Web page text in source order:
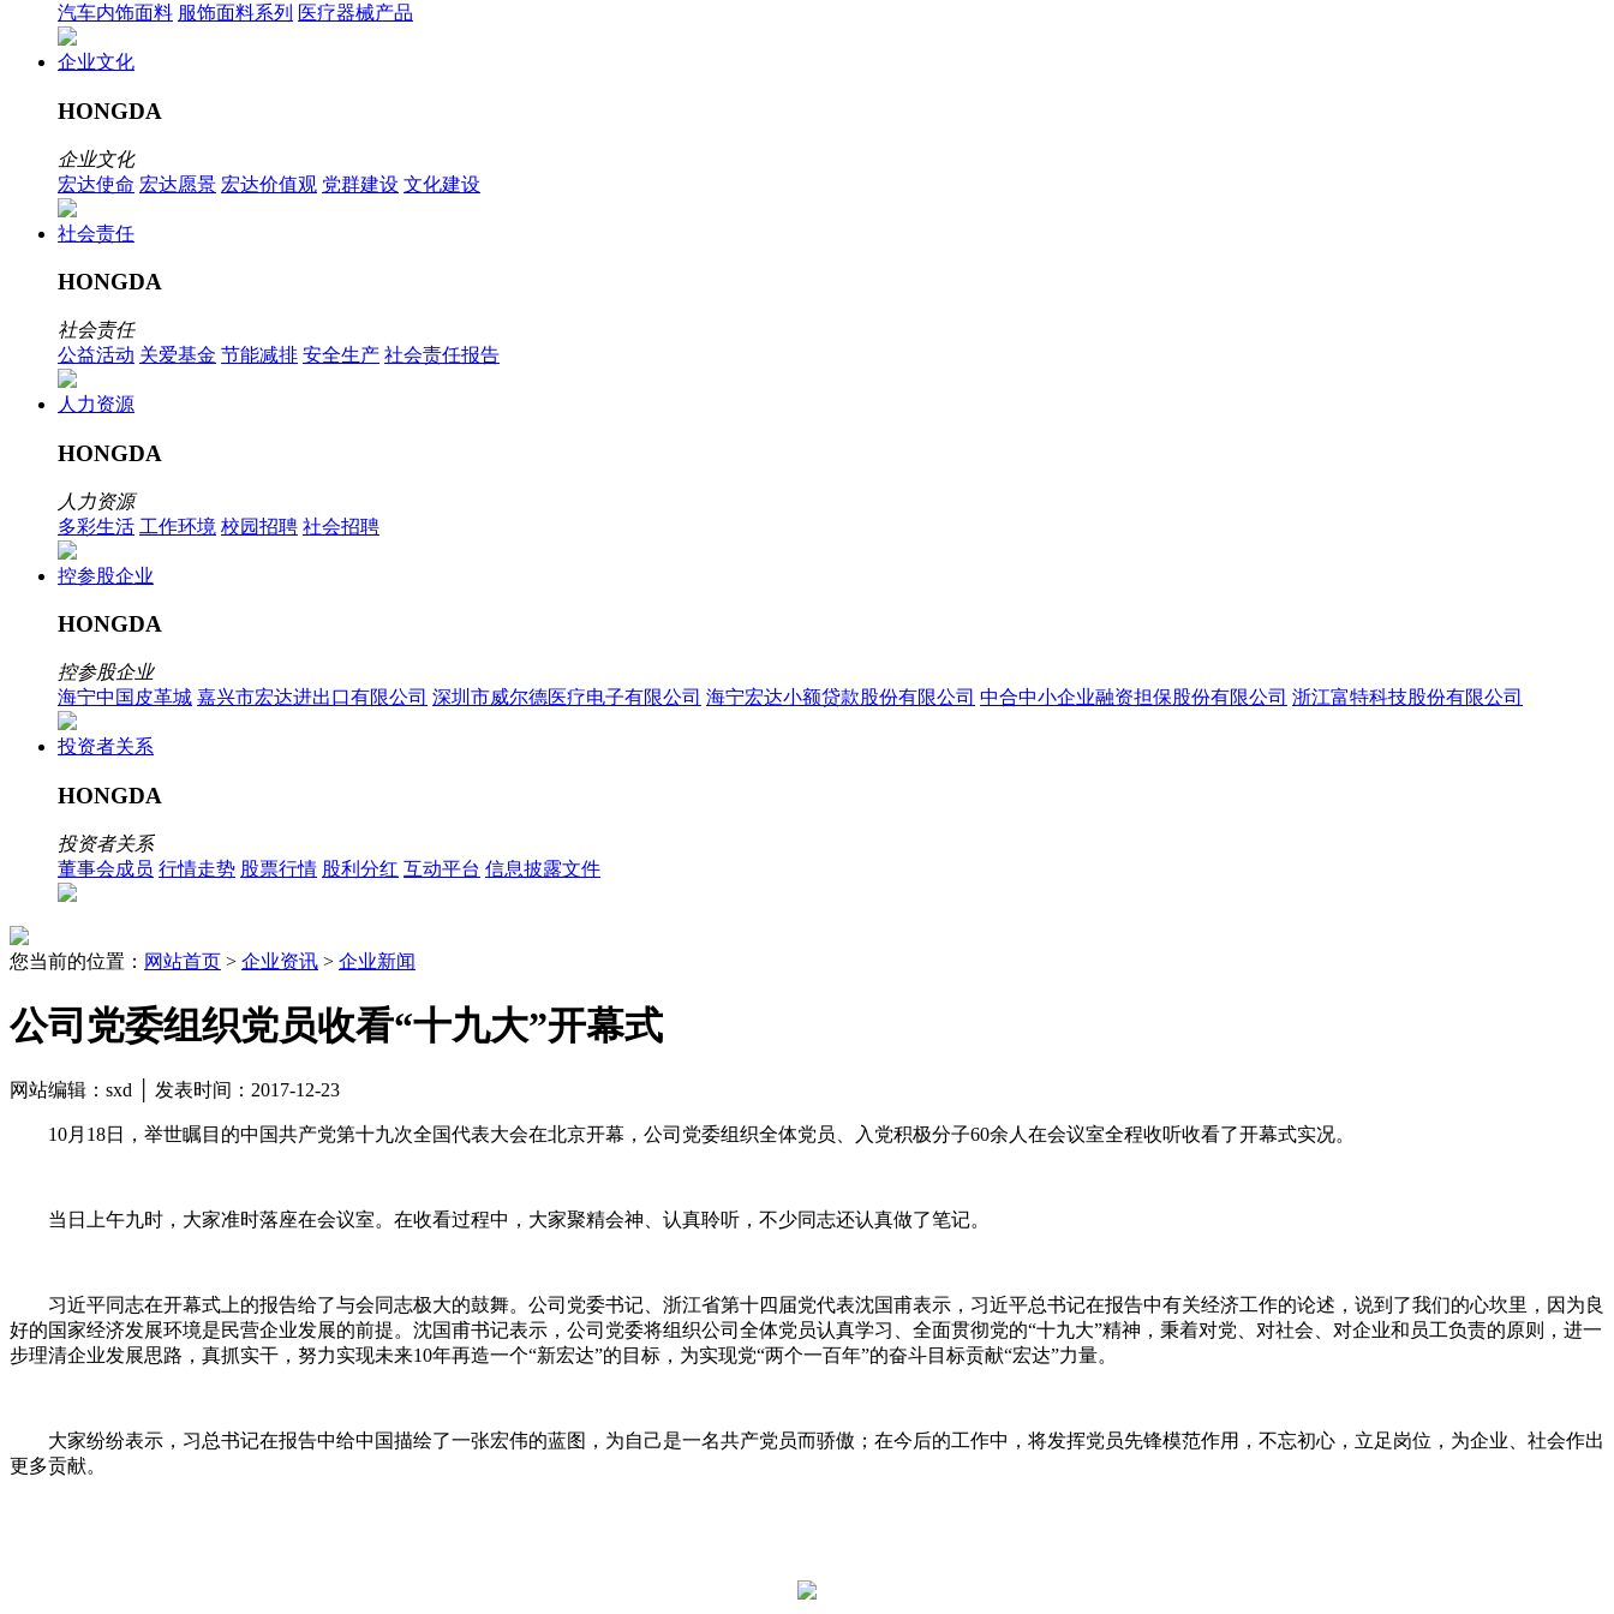
汽车内饰面料 服饰面料系列 医疗器械产品
企业文化
HONGDA
企业文化
宏达使命 宏达愿景 宏达价值观 党群建设 文化建设
社会责任
HONGDA
社会责任
公益活动 关爱基金 节能减排 安全生产 社会责任报告
人力资源
HONGDA
人力资源
多彩生活 工作环境 校园招聘 社会招聘
控参股企业
HONGDA
控参股企业
海宁中国皮革城 嘉兴市宏达进出口有限公司 深圳市威尔德医疗电子有限公司 海宁宏达小额贷款股份有限公司 中合中小企业融资担保股份有限公司 浙江富特科技股份有限公司
投资者关系
HONGDA
投资者关系
董事会成员 行情走势 股票行情 股利分红 互动平台 信息披露文件
您当前的位置： 网站首页 > 企业资讯 > 企业新闻
公司党委组织党员收看“十九大”开幕式
网站编辑：sxd │ 发表时间：2017-12-23
10月18日，举世瞩目的中国共产党第十九次全国代表大会在北京开幕，公司党委组织全体党员、入党积极分子60余人在会议室全程收听收看了开幕式实况。
当日上午九时，大家准时落座在会议室。在收看过程中，大家聚精会神、认真聆听，不少同志还认真做了笔记。
习近平同志在开幕式上的报告给了与会同志极大的鼓舞。公司党委书记、浙江省第十四届党代表沈国甫表示，习近平总书记在报告中有关经济工作的论述，说到了我们的心坎里，因为良
好的国家经济发展环境是民营企业发展的前提。沈国甫书记表示，公司党委将组织公司全体党员认真学习、全面贯彻党的“十九大”精神，秉着对党、对社会、对企业和员工负责的原则，进一
步理清企业发展思路，真抓实干，努力实现未来10年再造一个“新宏达”的目标，为实现党“两个一百年”的奋斗目标贡献“宏达”力量。
大家纷纷表示，习总书记在报告中给中国描绘了一张宏伟的蓝图，为自己是一名共产党员而骄傲；在今后的工作中，将发挥党员先锋模范作用，不忘初心，立足岗位，为企业、社会作出
更多贡献。